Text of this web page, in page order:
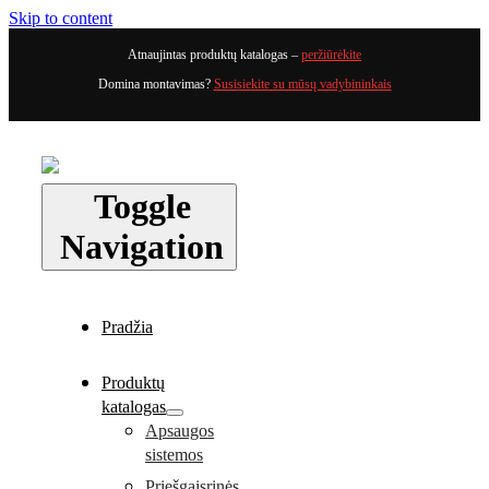
Skip to content
Atnaujintas produktų katalogas – peržiūrėkite
Domina montavimas? Susisiekite su mūsų vadybininkais
Toggle
Navigation
Pradžia
Produktų
katalogas
Apsaugos
sistemos